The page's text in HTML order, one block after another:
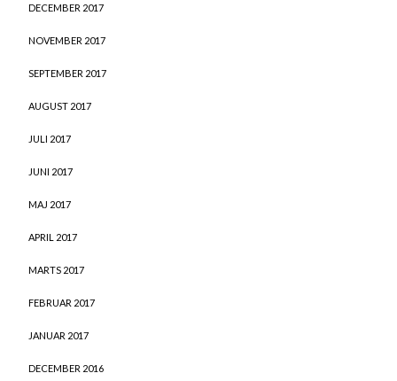
DECEMBER 2017
NOVEMBER 2017
SEPTEMBER 2017
AUGUST 2017
JULI 2017
JUNI 2017
MAJ 2017
APRIL 2017
MARTS 2017
FEBRUAR 2017
JANUAR 2017
DECEMBER 2016